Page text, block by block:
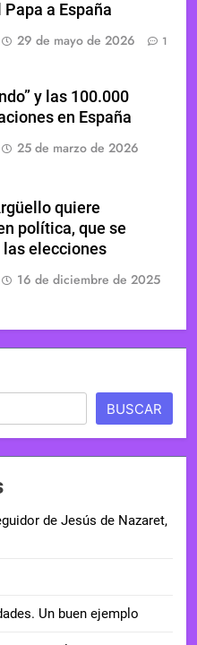
Papa a España
29 de mayo de 2026 1
y las 100.000
en España
25 de marzo de 2026
quiere
política, que se
las elecciones
16 de diciembre de 2025
BUSCAR
de Jesús de Nazaret,
Un buen ejemplo